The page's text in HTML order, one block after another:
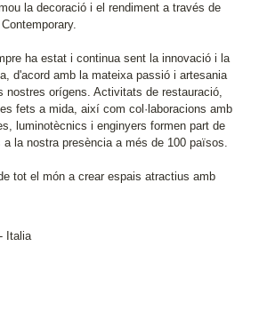
la decoració i el rendiment a través de
ha estat i continua sent la innovació i la
d'acord amb la mateixa passió i artesania
nostres orígens. Activitats de restauració,
fets a mida, així com col·laboracions amb
luminotècnics i enginyers formen part de
a la nostra presència a més de 100 països.
tot el món a crear espais atractius amb
Italia